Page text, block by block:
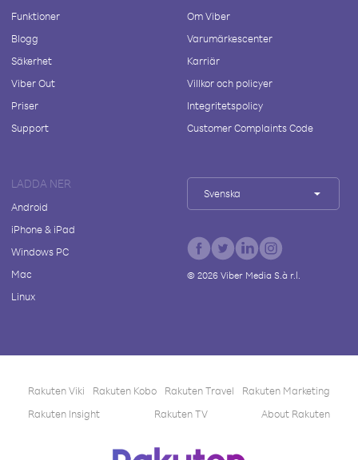
Funktioner
Blogg
Säkerhet
Viber Out
Priser
Support
Om Viber
Varumärkescenter
Karriär
Villkor och policyer
Integritetspolicy
Customer Complaints Code
LADDA NER
Android
iPhone & iPad
Windows PC
Mac
Linux
Svenska
© 2026Viber Media S.à r.l.
Rakuten Viki Rakuten Kobo Rakuten Travel
Rakuten Marketing
Rakuten Insight
Rakuten TV About Rakuten